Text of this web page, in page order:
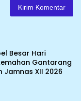
Besar Hari
Gantarang
Jamnas XII 2026